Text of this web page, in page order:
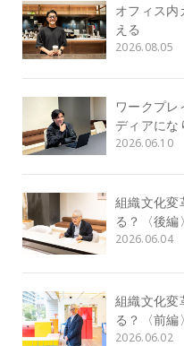
オフィス内
える
2026.08.05
ワークプレ
ディアにな
2026.06.10
組織文化変
る？〈後編〉
2026.06.04
組織文化変
る？〈前編〉
2026.06.02